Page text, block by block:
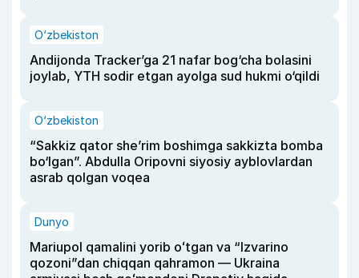
O‘zbekiston
Andijonda Tracker’ga 21 nafar bog‘cha bolasini
joylab, YTH sodir etgan ayolga sud hukmi o‘qildi
O‘zbekiston
“Sakkiz qator she’rim boshimga sakkizta bomba
bo‘lgan”. Abdulla Oripovni siyosiy ayblovlardan
asrab qolgan voqea
Dunyo
Mariupol qamalini yorib oʻtgan va “Izvarino
qozoni”dan chiqqan qahramon — Ukraina